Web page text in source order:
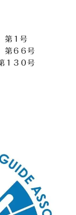
第１号
第６６号
１３０号